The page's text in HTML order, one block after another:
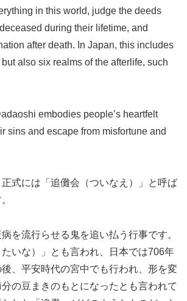
in this world, judge the deeds
during their lifetime, and
after death. In Japan, this includes
also six realms of the afterlife, such
embodies people’s heartfelt
sins and escape from misfortune and
正式には「追儺会（ついなえ）」と呼ば
病を流行らせる鬼を追い払う行事です。
たいな）」とも言われ、日本では706年
、平安時代の宮中でも行われ、形を変
の豆まきのもとになったとも言われて